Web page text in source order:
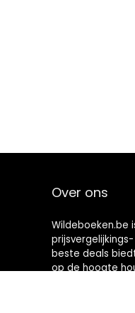
Over ons
Wildeboeken.be
beste deals
op de hoogte